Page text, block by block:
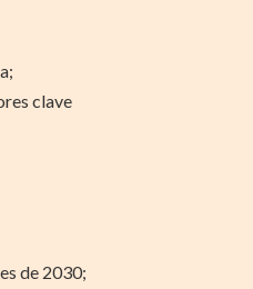
clave
de 2030;